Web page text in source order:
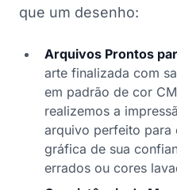
que um desenho:
Arquivos Prontos
arte finalizada com
em padrão de cor
realizemos a
arquivo perfeito para
gráfica de sua
errados ou cores